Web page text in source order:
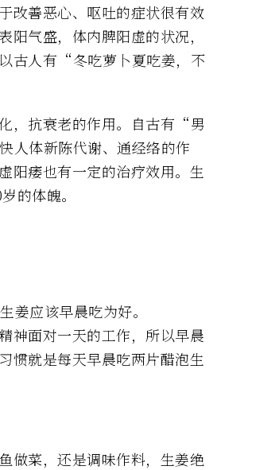
改善恶心、呕吐的症状很有效
气盛，体内脾阳虚的状况，
古人有“冬吃萝卜夏吃姜，不
，抗衰老的作用。自古有“男
人体新陈代谢、通经络的作
阳痿也有一定的治疗效用。生
的体魄。
应该早晨吃为好。
神面对一天的工作，所以早晨
惯就是每天早晨吃两片醋泡生
做菜，还是调味作料，生姜绝